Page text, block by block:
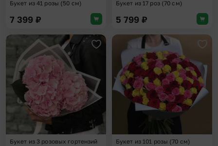
Букет из 41 розы (50 см)
7 399 ₽
Букет из 17 роз (70 см)
5 799 ₽
Добавить в избранное
Букет из 3 розовых гортензий Букет из 101 розы (70 см)